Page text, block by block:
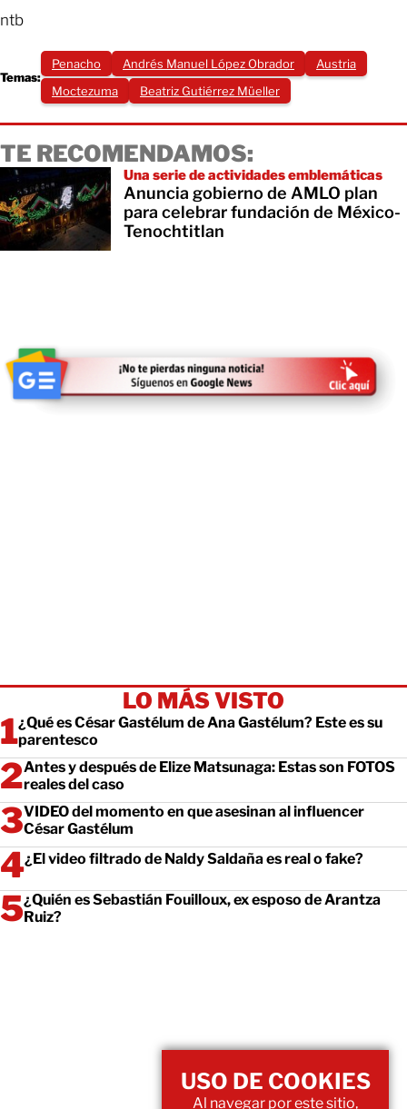
ntb
Temas:
Penacho Andrés Manuel López Obrador
Austria
Moctezuma
Beatriz Gutiérrez Müeller
TE RECOMENDAMOS:
Una serie de actividades emblemáticas
Anuncia gobierno de AMLO plan
para celebrar fundación de México-
Tenochtitlan
LO MÁS VISTO
¿Qué es César Gastélum de Ana Gastélum? Este es su
parentesco
Antes y después de Elize Matsunaga: Estas son FOTOS
reales del caso
VIDEO del momento en que asesinan al influencer
César Gastélum
¿El video filtrado de Naldy Saldaña es real o fake?
¿Quién es Sebastián Fouilloux, ex esposo de Arantza
Ruiz?
USO DE COOKIES
Al navegar por este sitio,